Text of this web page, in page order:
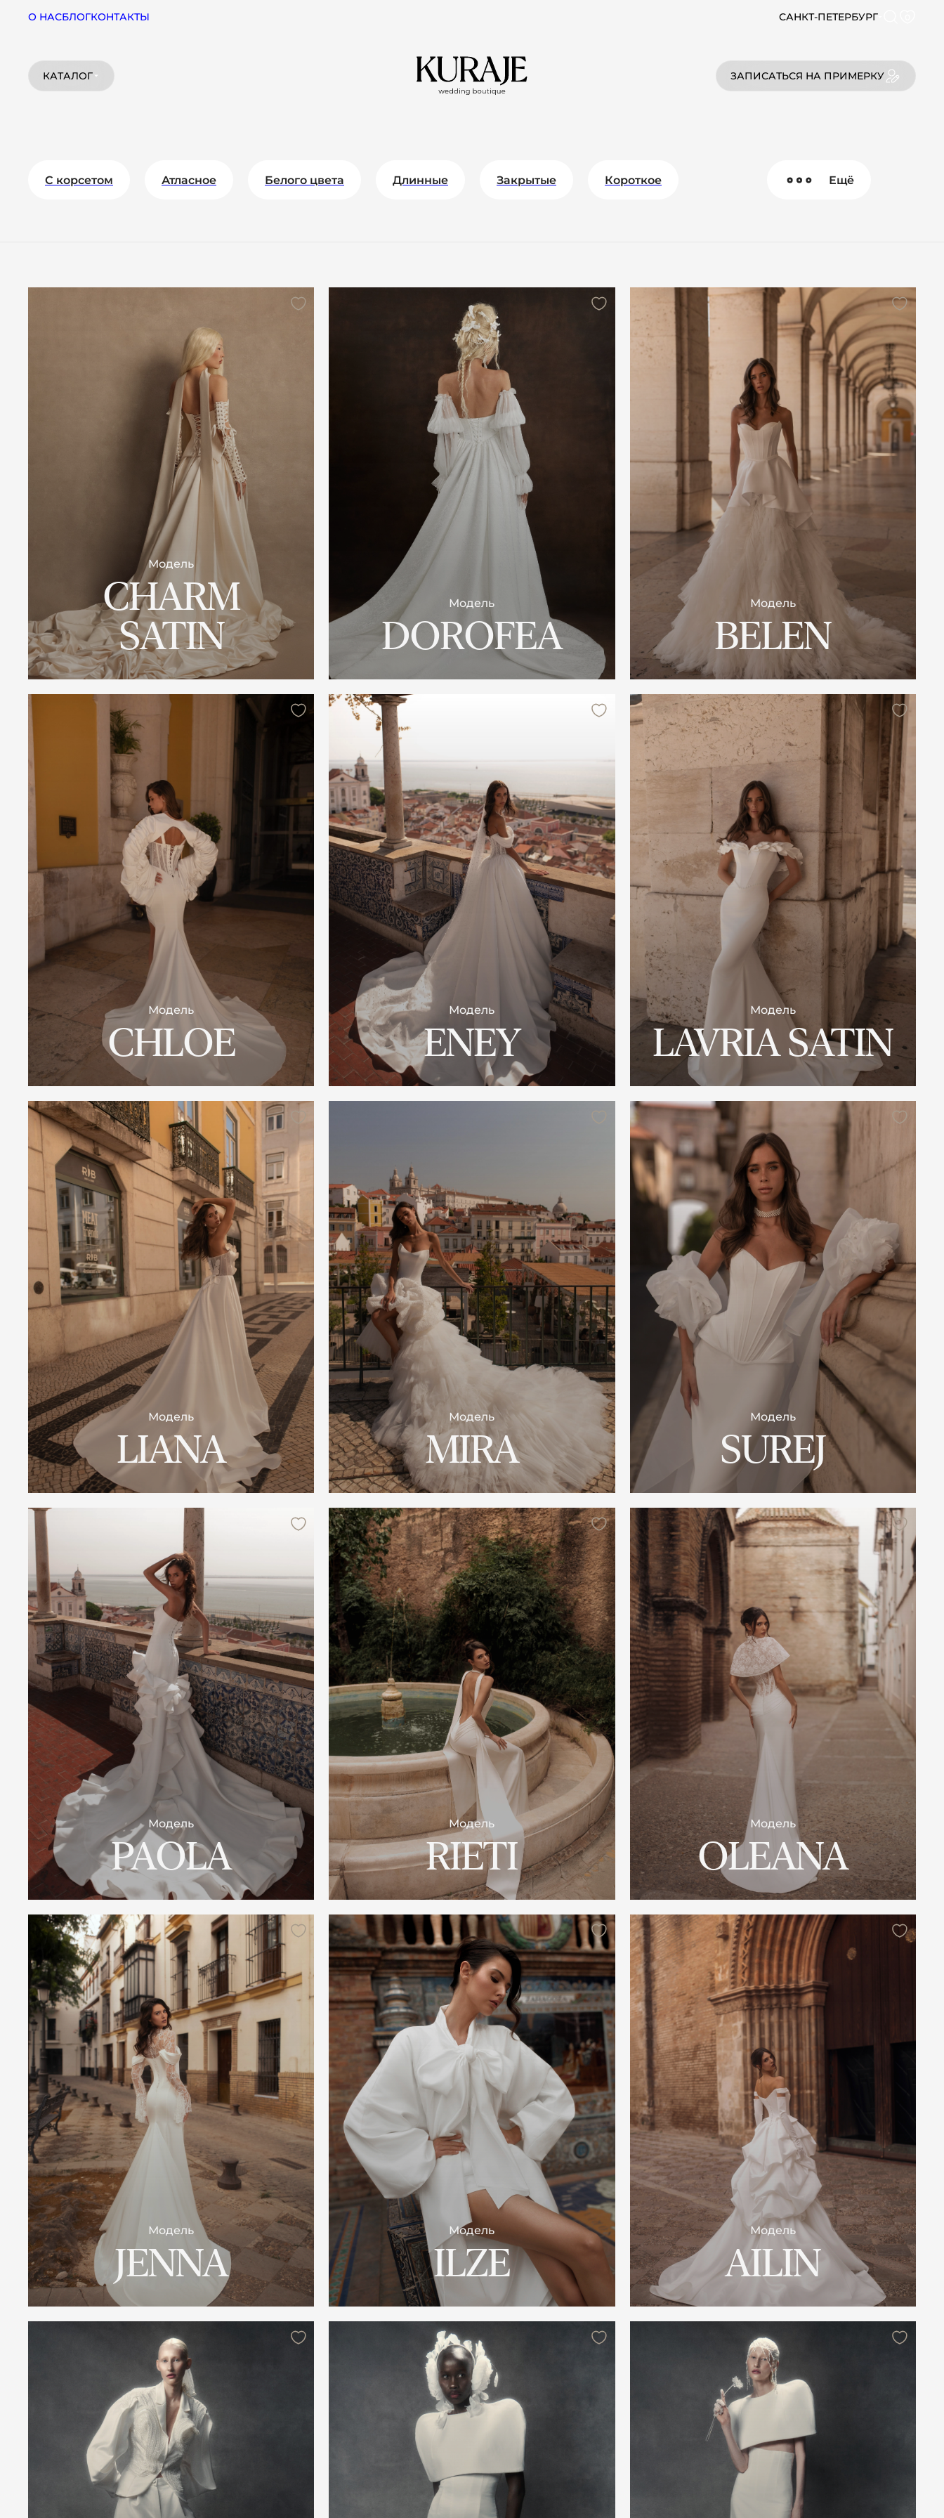
О НАСБЛОГКОНТАКТЫ САНКТ-ПЕТЕРБУРГ
КАТАЛОГ ЗАПИСАТЬСЯ НА ПРИМЕРКУ
C корсетом Атласное Белого цвета Длинные Закрытые Короткое Ещё
Модель
CHARM
SATIN
Модель
DOROFEA
Модель
BELEN
Модель
CHLOE
Модель
ENEY
Модель
LAVRIA SATIN
Модель
LIANA
Модель
MIRA
Модель
SUREJ
Модель
PAOLA
Модель
RIETI
Модель
OLEANA
Модель
JENNA
Модель
ILZE
Модель
AILIN